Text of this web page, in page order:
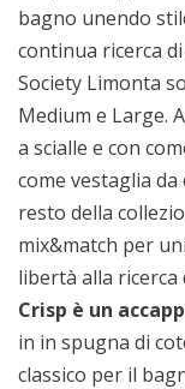
bagno unendo
continua ricerca
Society Limonta
Medium e Large.
a scialle e con
come vestaglia
resto della
mix&match per
libertà alla
Crisp è un
in in spugna di
classico per il